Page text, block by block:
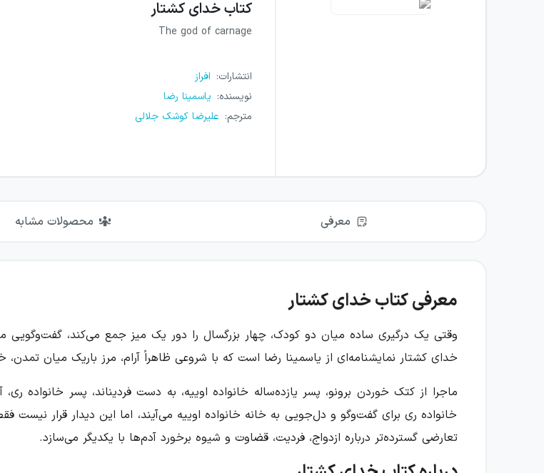
کتابخدای کشتار
The god of carnage
انتشارات: افراز
نویسنده: یاسمینا رضا
مترجم: علیرضا کوشک جلالی
معرفی محصولات مشابه
معرفی کتاب خدای کشتار
وقتی یک درگیری ساده میان دو کودک، چهار بزرگسال را دور یک میز جمع می‌کند،
خدای کشتار نمایشنامه‌ای از یاسمینا رضا است که با شروعی ظاهراً آرام، مرز باریک میان
ماجرا از کتک خوردن برونو، پسر یازده‌ساله خانواده اوییه، به دست فردیناند، پسر خانواده
خانواده ری برای گفت‌وگو و دل‌جویی به خانه خانواده اوییه می‌آیند، اما این دیدار قرار
تعارضی گسترده‌تر درباره ازدواج، فردیت، قضاوت و شیوه برخورد آدم‌ها با یکدیگر می‌سازد.